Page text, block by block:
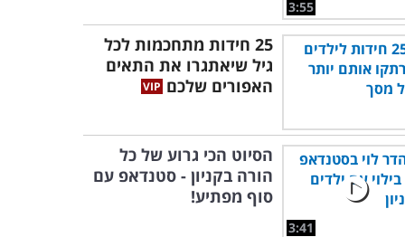
3:55
25 חידות מתחכמות לכל
גיל שיאתגרו את התאים
האפורים שלכם
3:41
הסיוט הכי גרוע של כל
הורה בקניון - סטנדאפ עם
סוף מפתיע!